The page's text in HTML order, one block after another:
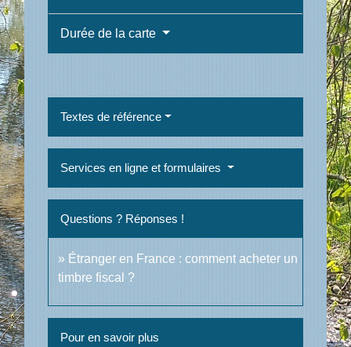
Durée de la carte
Textes de référence
Services en ligne et formulaires
Questions ? Réponses !
Étranger en France : comment acheter un
timbre fiscal ?
Pour en savoir plus